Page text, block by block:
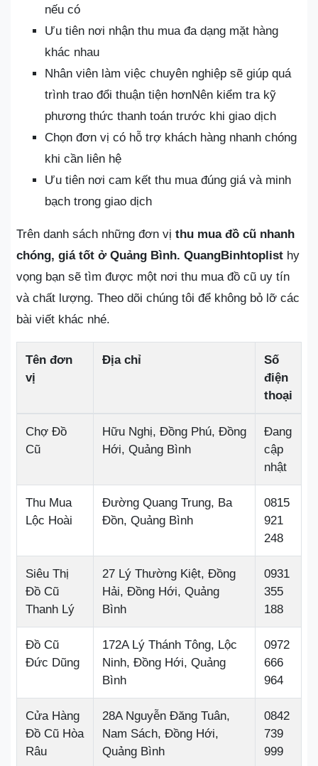
nếu có
Ưu tiên nơi nhận thu mua đa dạng mặt hàng
khác nhau
Nhân viên làm việc chuyên nghiệp sẽ giúp quá
trình trao đổi thuận tiện hơnNên kiểm tra kỹ
phương thức thanh toán trước khi giao dịch
Chọn đơn vị có hỗ trợ khách hàng nhanh chóng
khi cần liên hệ
Ưu tiên nơi cam kết thu mua đúng giá và minh
bạch trong giao dịch
Trên danh sách những đơn vị thu mua đồ cũ nhanh
chóng, giá tốt ở Quảng Bình. QuangBinhtoplist hy
vọng bạn sẽ tìm được một nơi thu mua đồ cũ uy tín
và chất lượng. Theo dõi chúng tôi để không bỏ lỡ các
bài viết khác nhé.
Tên đơn
vị
Địa chỉ
Số
điện
thoại
Chợ Đồ
Cũ
Hữu Nghị, Đồng Phú, Đồng
Hới, Quảng Bình
Đang
cập
nhật
Thu Mua
Lộc Hoài
Đường Quang Trung, Ba
Đồn, Quảng Bình
0815
921
248
Siêu Thị
Đồ Cũ
Thanh Lý
27 Lý Thường Kiệt, Đồng
Hải, Đồng Hới, Quảng
Bình
0931
355
188
Đồ Cũ
Đức Dũng
172A Lý Thánh Tông, Lộc
Ninh, Đồng Hới, Quảng
Bình
0972
666
964
Cửa Hàng
Đồ Cũ Hòa
Râu
28A Nguyễn Đăng Tuân,
Nam Sách, Đồng Hới,
Quảng Bình
0842
739
999